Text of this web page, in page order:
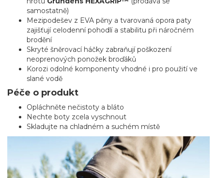
samostatně)
Mezipodešev z EVA pěny a tvarovaná opora paty
zajišťují celodenní pohodlí a stabilitu při náročném
brodění
Skryté šněrovací háčky zabraňují poškození
neoprenových ponožek broďáků
Korozi odolné komponenty vhodné i pro použití ve
slané vodě
Péče o produkt
Opláchněte nečistoty a bláto
Nechte boty zcela vyschnout
Skladujte na chladném a suchém místě